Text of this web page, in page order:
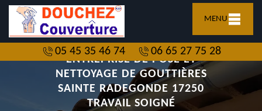
MENU
05 45 35 46 74 06 65 27 75 28
ENTREPRISE DE POSE ET
NETTOYAGE DE GOUTTIÈRES
SAINTE RADEGONDE 17250
TRAVAIL SOIGNÉ